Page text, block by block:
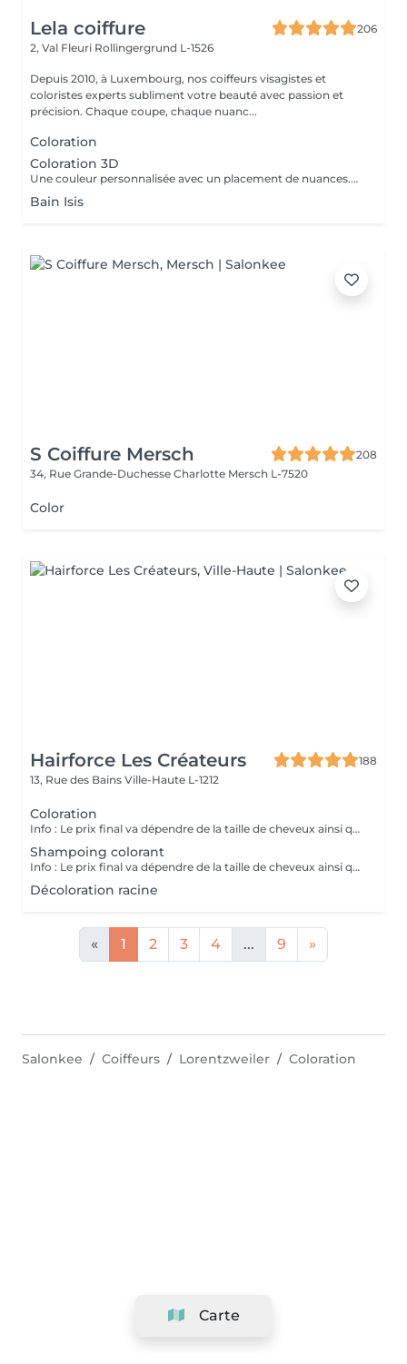
Lela coiffure
206
2, Val Fleuri Rollingergrund L-1526
Depuis 2010, à Luxembourg, nos coiffeurs visagistes et
coloristes experts subliment votre beauté avec passion et
précision. Chaque coupe, chaque nuanc...
Coloration
Coloration 3D
Une couleur personnalisée avec un placement de nuances.Des effets de lumière. Coloration sur toute la chevelure. Une dose supplémentaire peut être ajouté selon la longueur et lépaisseur du cheveux. Le prix peux changer selon la longueure, épaisseur et le désir de la cliente.
Bain Isis
S Coiffure Mersch
208
34, Rue Grande-Duchesse Charlotte Mersch L-7520
Color
Hairforce Les Créateurs
188
13, Rue des Bains Ville-Haute L-1212
Coloration
Info : Le prix final va dépendre de la taille de cheveux ainsi que la quantité des produits finalement utilisés. Pour les étudiants -20% sur toutes les techniques.
Shampoing colorant
Info : Le prix final va dépendre de la taille de cheveux ainsi que la quantité des produits finalement utilisés. Pour les étudiants -20% sur toutes les techniques.
Décoloration racine
« 1 2 3 4 ... 9 »
Carte
Salonkee Coiffeurs Lorentzweiler Coloration